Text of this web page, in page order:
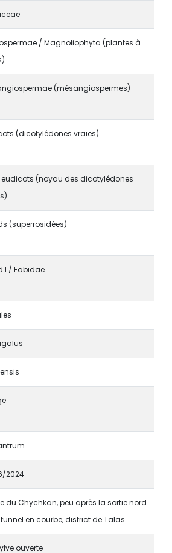
/ Magnoliophyta (plantes à
(mésangiospermes)
(dicotylédones vraies)
eudicots (noyau des dicotylédones
(superrosidées)
I / Fabidae
2024
du Chychkan, peu après la sortie nord
tunnel en courbe, district de Talas
ouverte